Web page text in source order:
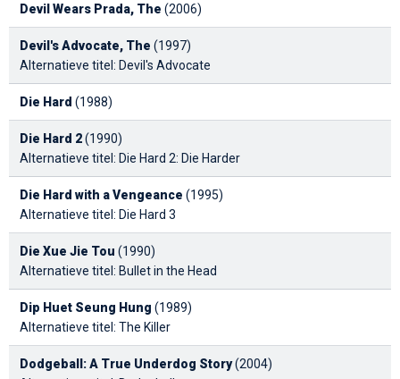
Devil Wears Prada, The (2006)
Devil's Advocate, The (1997)
Alternatieve titel: Devil's Advocate
Die Hard (1988)
Die Hard 2(1990)
Alternatieve titel: Die Hard 2: Die Harder
Die Hard with a Vengeance (1995)
Alternatieve titel: Die Hard 3
Die Xue Jie Tou (1990)
Alternatieve titel: Bullet in the Head
Dip Huet Seung Hung (1989)
Alternatieve titel: The Killer
Dodgeball: A True Underdog Story(2004)